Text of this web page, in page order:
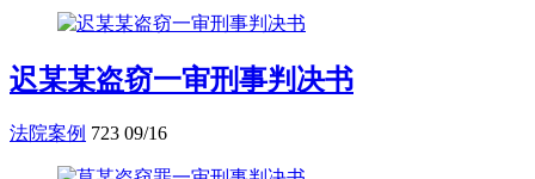
迟某某盗窃一审刑事判决书
法院案例 723 09/16